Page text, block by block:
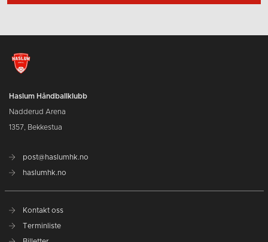
Haslum Håndballklubb
Nadderud Arena
1357, Bekkestua
post@haslumhk.no
haslumhk.no
Kontakt oss
Terminliste